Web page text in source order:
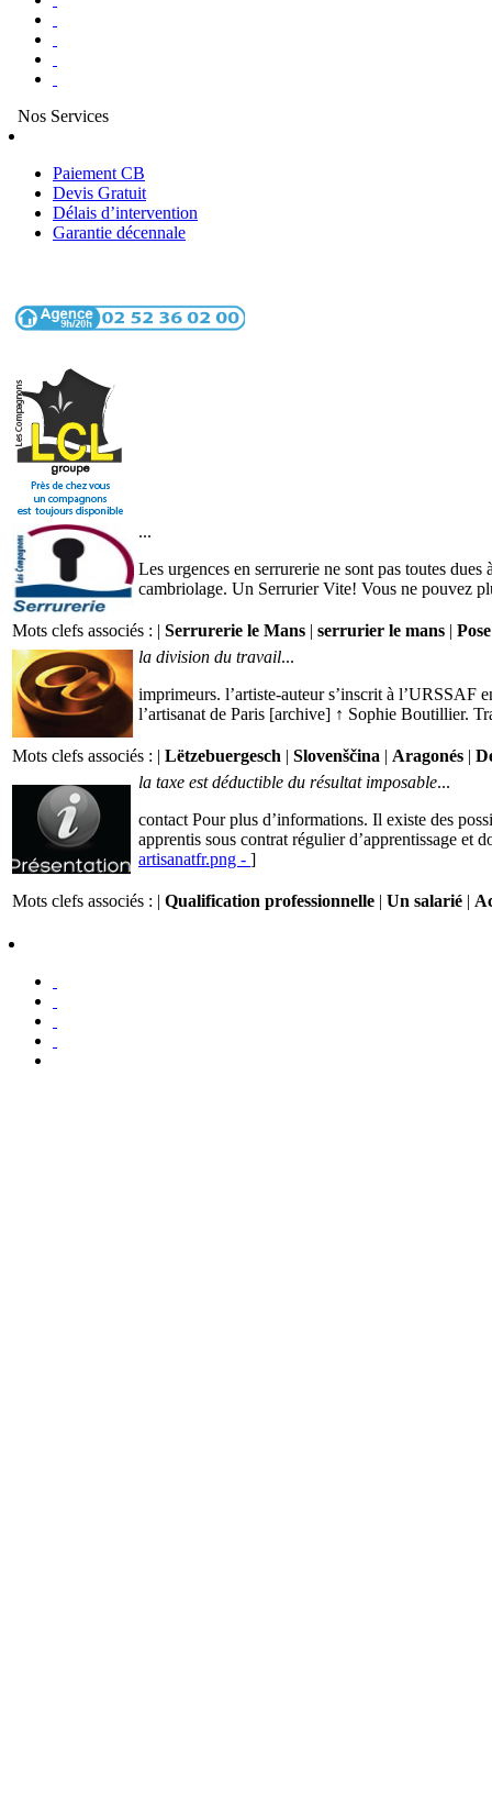
Nos Services
Paiement CB
Devis Gratuit
Délais d’intervention
Garantie décennale
...
Les urgences en serrurerie ne sont pas toutes
cambriolage. Un Serrurier Vite! Vous ne pouvez
Mots clefs associés : | Serrurerie le Mans | serrurier le mans |
la division du travail...
imprimeurs. l’artiste-auteur s’inscrit à l’URSSAF
l’artisanat de Paris [archive] ↑ Sophie Boutillier.
Mots clefs associés : | Lëtzebuergesch | Slovenščina | Aragonés |
la taxe est déductible du résultat imposable...
contact Pour plus d’informations. Il existe des
apprentis sous contrat régulier d’apprentissage et
artisanatfr.png - ]
Mots clefs associés : | Qualification professionnelle | Un salarié |